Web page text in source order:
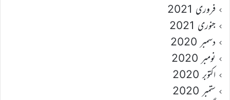
فروری 2021
جنوری 2021
دسمبر 2020
نومبر 2020
اکتوبر 2020
ستمبر 2020